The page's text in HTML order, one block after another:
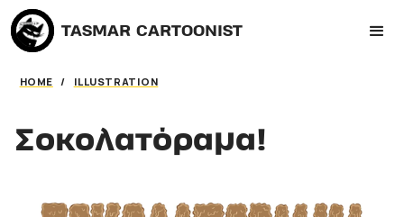
HOME / ILLUSTRATION
TASMAR CARTOONIST
Σοκολατόραμα!